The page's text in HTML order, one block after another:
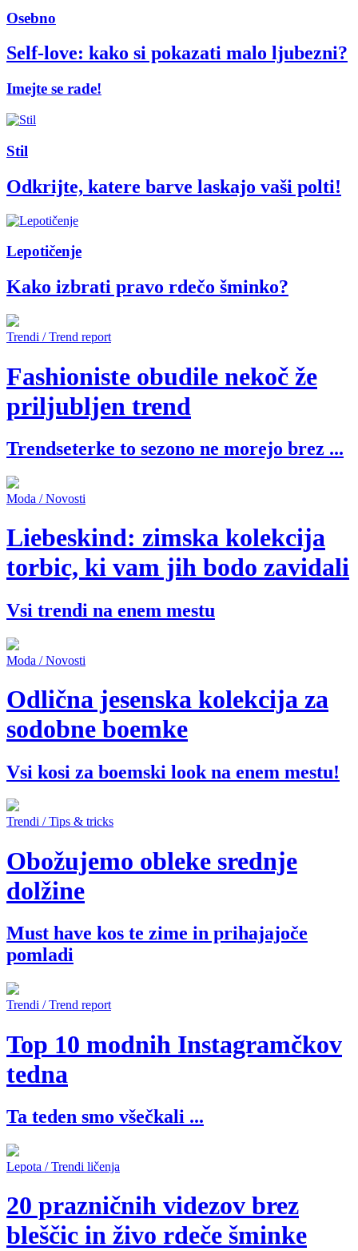
Osebno
Self-love: kako si pokazati malo ljubezni?
Imejte se rade!
Stil
Odkrijte, katere barve laskajo vaši polti!
Lepotičenje
Kako izbrati pravo rdečo šminko?
Trendi / Trend report
Fashioniste obudile nekoč že
priljubljen trend
Trendseterke to sezono ne morejo brez ...
Moda / Novosti
Liebeskind: zimska kolekcija
torbic, ki vam jih bodo zavidali
Vsi trendi na enem mestu
Moda / Novosti
Odlična jesenska kolekcija za
sodobne boemke
Vsi kosi za boemski look na enem mestu!
Trendi / Tips & tricks
Obožujemo obleke srednje
dolžine
Must have kos te zime in prihajajoče
pomladi
Trendi / Trend report
Top 10 modnih Instagramčkov
tedna
Ta teden smo všečkali ...
Lepota / Trendi ličenja
20 prazničnih videzov brez
bleščic in živo rdeče šminke